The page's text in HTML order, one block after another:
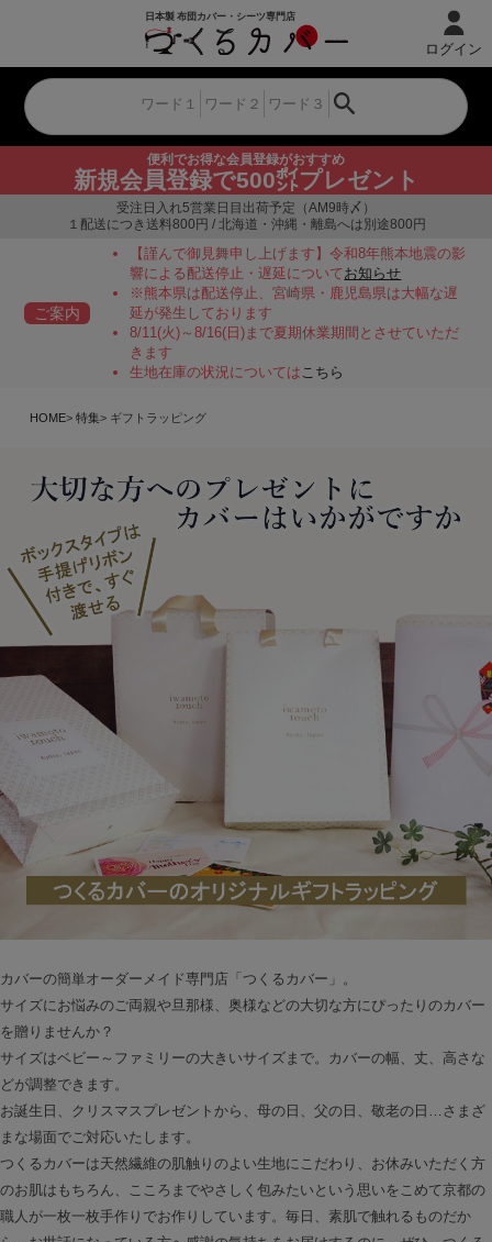
便利でお得な会員登録がおすすめ
新規会員登録で500㌽プレゼント
ログイン
受注日入れ5営業日目出荷予定（AM9時〆）
１配送につき送料800円 / 北海道・沖縄・離島へは別途800円
ご案内
【謹んで御見舞申し上げます】令和8年熊本地震の影
響による配送停止・遅延についてお知らせ
※熊本県は配送停止、宮崎県・鹿児島県は大幅な遅
延が発生しております
8/11(火)～8/16(日)まで夏期休業期間とさせていただ
きます
生地在庫の状況についてはこちら
HOME 特集 ギフトラッピング
カバーの簡単オーダーメイド専門店「つくるカバー」。
サイズにお悩みのご両親や旦那様、奥様などの大切な方にぴったりのカバー
を贈りませんか？
サイズはベビー～ファミリーの大きいサイズまで。カバーの幅、丈、高さな
どが調整できます。
お誕生日、クリスマスプレゼントから、母の日、父の日、敬老の日…さまざ
まな場面でご対応いたします。
つくるカバーは天然繊維の肌触りのよい生地にこだわり、お休みいただく方
のお肌はもちろん、こころまでやさしく包みたいという思いをこめて京都の
職人が一枚一枚手作りでお作りしています。毎日、素肌で触れるものだか